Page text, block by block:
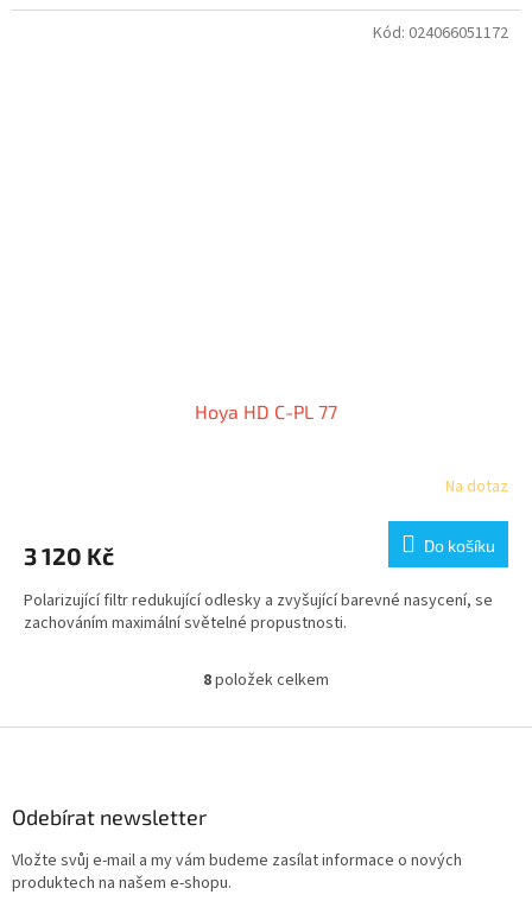
Hoya HD C-PL 77
Na dotaz
3 120 Kč Do košíku
Polarizující filtr redukující odlesky a zvyšující barevné nasycení, se
zachováním maximální světelné propustnosti.
Kód: 024066051172
O
l
p
8položek celkem
Odebírat newsletter
Vložte svůj e-mail a my vám budeme zasílat informace o nových
produktech na našem e-shopu.